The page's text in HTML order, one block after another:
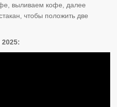
выливаем кофе, далее
чтобы положить две